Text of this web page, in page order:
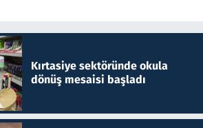
Kırtasiye sektöründe okula
dönüş mesaisi başladı